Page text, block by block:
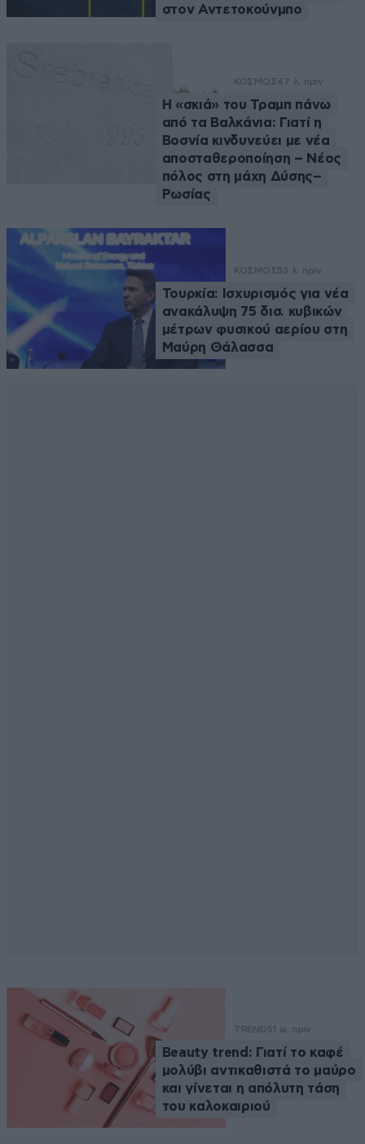
στον Αντετοκούνμπο
ΚΟΣΜΟΣ47 λ. πριν
Η «σκιά» του Τραμπ πάνω
από τα Βαλκάνια: Γιατί η
Βοσνία κινδυνεύει με νέα
αποσταθεροποίηση – Νέος
πόλος στη μάχη Δύσης–
Ρωσίας
ΚΟΣΜΟΣ53 λ. πριν
Τουρκία: Ισχυρισμός για νέα
ανακάλυψη 75 δισ. κυβικών
μέτρων φυσικού αερίου στη
Μαύρη Θάλασσα
TRENDS 1 ω. πριν
Beauty trend: Γιατί το καφέ
μολύβι αντικαθιστά το μαύρο
και γίνεται η απόλυτη τάση
του καλοκαιριού